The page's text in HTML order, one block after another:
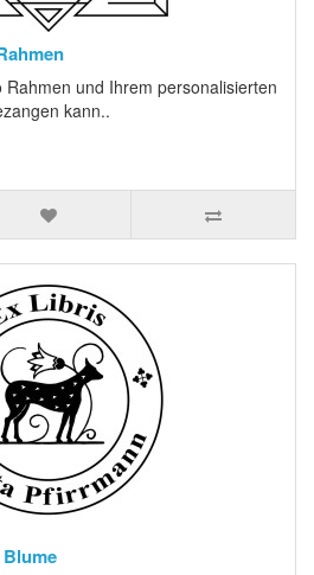
und Ihrem personalisierten
kann..